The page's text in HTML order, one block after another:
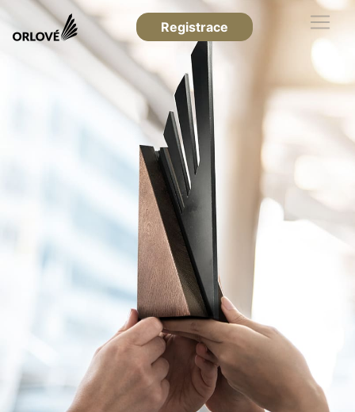
Registrace